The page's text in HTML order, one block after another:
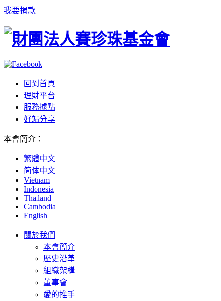
我要捐款
回到首頁
理財平台
服務據點
好站分享
本會簡介 ：
繁體中文
简体中文
Vietnam
Indonesia
Thailand
Cambodia
English
關於我們
本會簡介
歷史沿革
組織架構
董事會
愛的推手